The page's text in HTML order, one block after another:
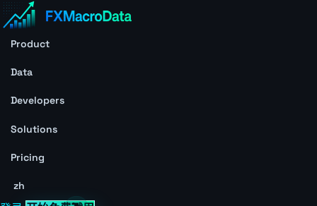
Product
Data
Developers
Solutions
Pricing
zh